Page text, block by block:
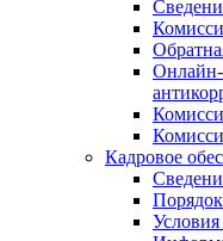
Онлайн-
Кадровое
Условия